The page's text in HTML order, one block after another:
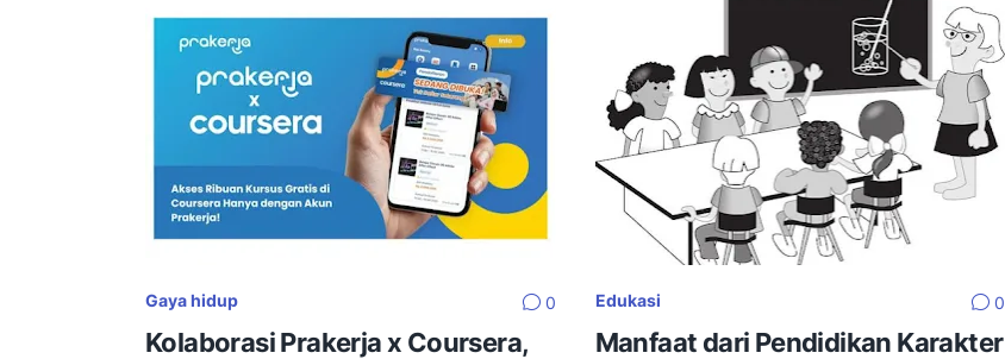
Gaya hidup 0
Kolaborasi Prakerja x Coursera,
Edukasi 0
Manfaat dari Pendidikan Karakter